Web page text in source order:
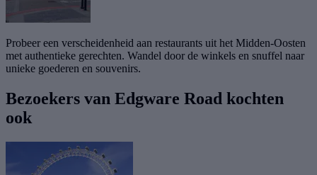
Probeer een verscheidenheid aan restaurants uit het Midden-Oosten
met authentieke gerechten. Wandel door de winkels en snuffel naar
unieke goederen en souvenirs.
Bezoekers van Edgware Road kochten
ook